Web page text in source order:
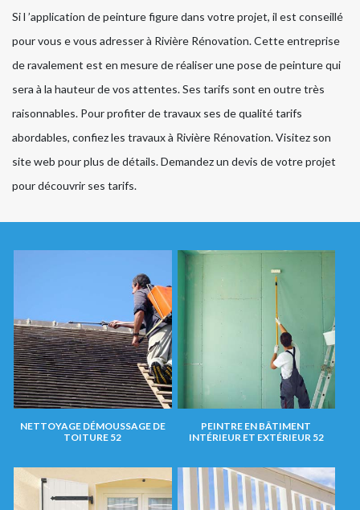
Si l ’application de peinture figure dans votre projet, il est conseillé
pour vous e vous adresser à Rivière Rénovation. Cette entreprise
de ravalement est en mesure de réaliser une pose de peinture qui
sera à la hauteur de vos attentes. Ses tarifs sont en outre très
raisonnables. Pour profiter de travaux ses de qualité tarifs
abordables, confiez les travaux à Rivière Rénovation. Visitez son
site web pour plus de détails. Demandez un devis de votre projet
pour découvrir ses tarifs.
NETTOYAGE DÉMOUSSAGE DE
TOITURE 52
PEINTRE EN BÂTIMENT
INTÉRIEUR ET EXTÉRIEUR 52